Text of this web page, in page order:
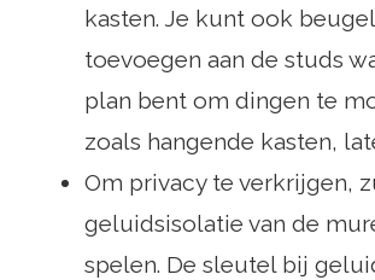
kasten. Je kunt ook
toevoegen aan de studs
plan bent om dingen te
zoals hangende kasten,
Om privacy te verkrijgen,
geluidsisolatie van de
spelen. De sleutel bij